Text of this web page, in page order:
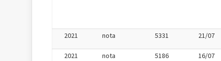
2021 nota 5331 21/07
2021 nota 5186 16/07